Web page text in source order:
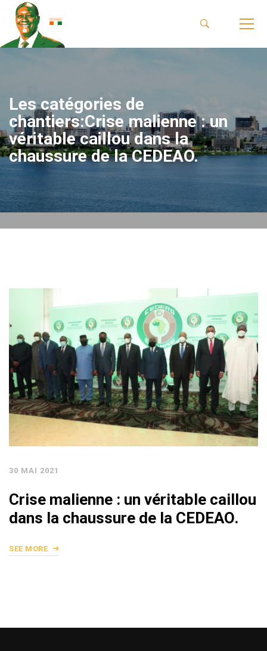
Les catégories de
chantiers:Crise malienne : un
véritable caillou dans la
chaussure de la CEDEAO.
30 MAI 2021
Crise malienne : un véritable caillou
dans la chaussure de la CEDEAO.
SEE MORE